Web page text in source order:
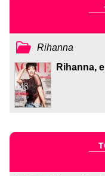
Rihanna
Rihanna,